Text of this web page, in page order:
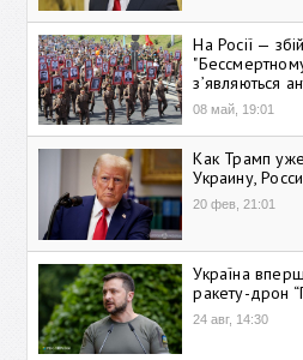
На Росії —
зʼявляються
08 май, 19:01
Как Трамп
Украину,
20 фев, 21:01
Україна
ракету-дрон
24 авг, 14:30